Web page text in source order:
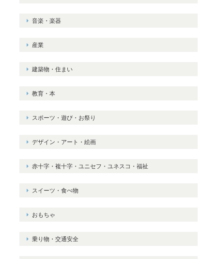
音楽・楽器
産業
建築物・住まい
教育・本
スポーツ・遊び・お祭り
デザイン・アート・絵画
赤十字・複十字・ユニセフ・ユネスコ・福祉
スイーツ・食べ物
おもちゃ
乗り物・交通安全